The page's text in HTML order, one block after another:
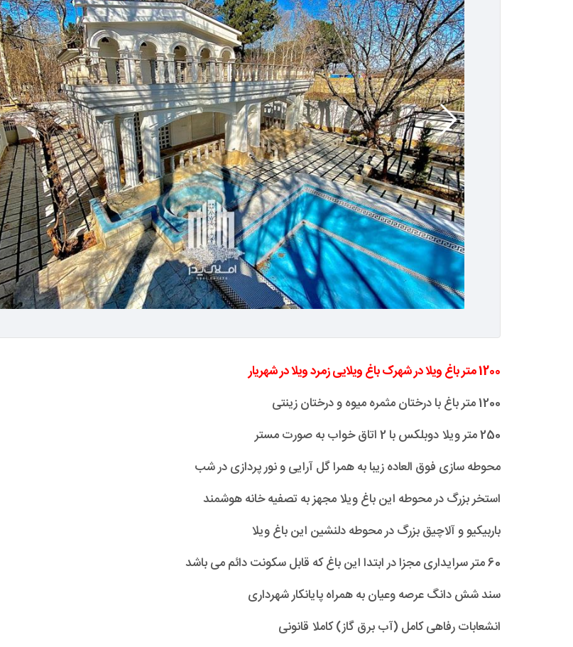
1200 متر باغ ویلا در شهرک باغ ویلایی زمرد ویلا در شهریار
1200 متر باغ با درختان مثمره میوه و درختان زینتی
250 متر ویلا دوبلکس با 2 اتاق خواب به صورت مستر
محوطه سازی فوق العاده زیبا به همرا گل آرایی و نور پردازی در شب
استخر بزرگ در محوطه این باغ ویلا مجهز به تصفیه خانه هوشمند
باربیکیو و آلاچیق بزرگ در محوطه دلنشین این باغ ویلا
60 متر سرایداری مجزا در ابتدا این باغ که قابل سکونت دائم می باشد
سند شش دانگ عرصه وعیان به همراه پایانکار شهرداری
انشعابات رفاهی کامل (آب برق گاز) کاملا قانونی